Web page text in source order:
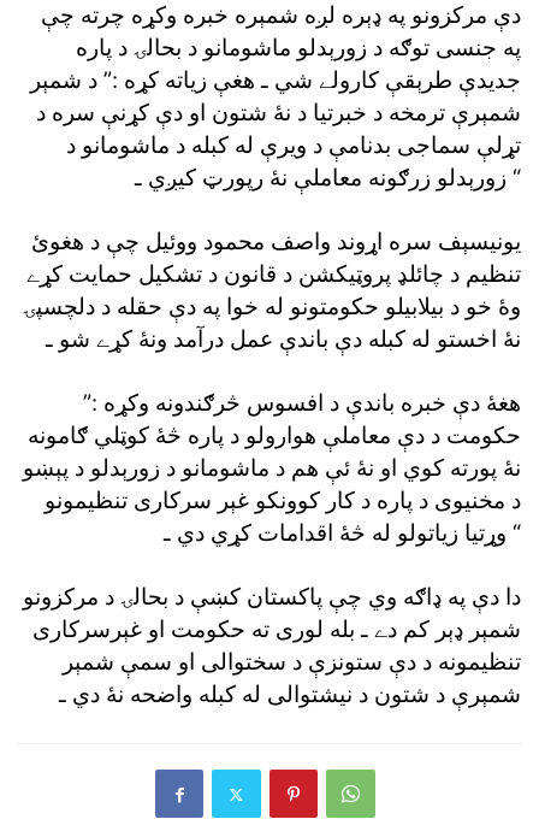
دې مرکزونو په ډېره لږه شمېره خبره وکړه چرته چې
په جنسى توګه د زورېدلو ماشومانو د بحالۍ د پاره
جديدې طرېقې کارولے شي ـ هغې زياته کړه :” د شمېر
شمېرې ترمخه د خبرتيا د نۀ شتون او دې کړنې سره د
تړلې سماجى بدنامې د ويرې له کبله د ماشومانو د
زورېدلو زرګونه معاملې نۀ رپورټ کيږي ـ “
يونيسېف سره اړوند واصف محمود ووئيل چې د هغوئ
تنظيم د چائلډ پروټيکشن د قانون د تشکيل حمايت کړے
وۀ خو د بيلابيلو حکومتونو له خوا په دې حقله د دلچسپۍ
نۀ اخستو له کبله دې باندې عمل درآمد ونۀ کړے شو ـ
هغۀ دې خبره باندې د افسوس څرګندونه وکړه :”
حکومت د دې معاملې هوارولو د پاره څۀ کوټلي ګامونه
نۀ پورته کوي او نۀ ئې هم د ماشومانو د زورېدلو د پېښو
د مخنيوى د پاره د کار کوونکو غېر سرکارى تنظيمونو
وړتيا زياتولو له څۀ اقدامات کړي دي ـ “
دا دې په ډاګه وي چې پاکستان کښې د بحالۍ د مرکزونو
شمېر ډېر کم دے ـ بله لورى ته حکومت او غېرسرکارى
تنظيمونه د دې ستونزې د سختوالى او سمې شمېر
شمېرې د شتون د نيشتوالى له کبله واضحه نۀ دي ـ